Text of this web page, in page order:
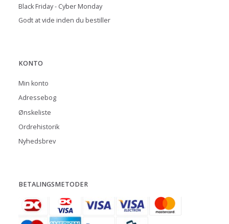
Black Friday - Cyber Monday
Godt at vide inden du bestiller
KONTO
Min konto
Adressebog
Ønskeliste
Ordrehistorik
Nyhedsbrev
BETALINGSMETODER